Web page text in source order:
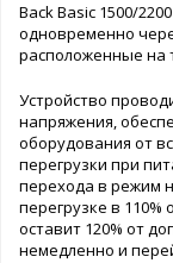
Back Basic 1500/
одновременно
расположенные на
Устройство
напряжения,
оборудования от
перегрузки при
перехода в режим
перегрузке в 110%
оставит 120% от
немедленно и